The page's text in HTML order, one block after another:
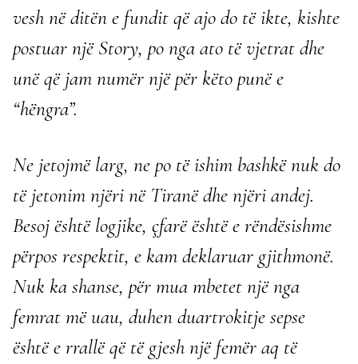
vesh në ditën e fundit që ajo do të ikte, kishte
postuar një Story, po nga ato të vjetrat dhe
unë që jam numër një për këto punë e
“hëngra”.
Ne jetojmë larg, ne po të ishim bashkë nuk do
të jetonim njëri në Tiranë dhe njëri andej.
Besoj është logjike, çfarë është e rëndësishme
përpos respektit, e kam deklaruar gjithmonë.
Nuk ka shanse, për mua mbetet një nga
femrat më uau, duhen duartrokitje sepse
është e rrallë që të gjesh një femër aq të